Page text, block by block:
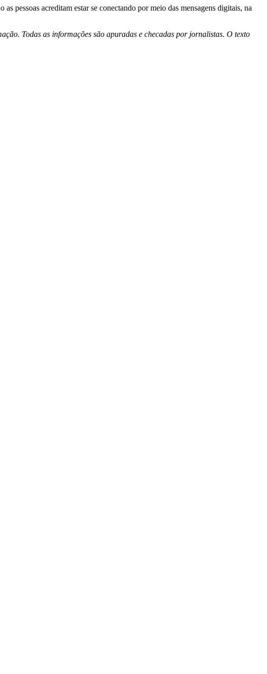
pessoas acreditam estar se conectando por meio das mensagens digitais, na
Todas as informações são apuradas e checadas por jornalistas. O texto